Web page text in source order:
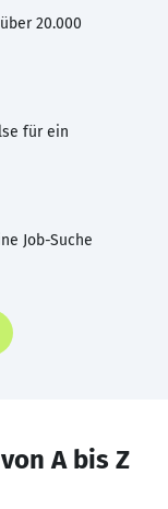
20.000
für ein
Job-Suche
A bis Z